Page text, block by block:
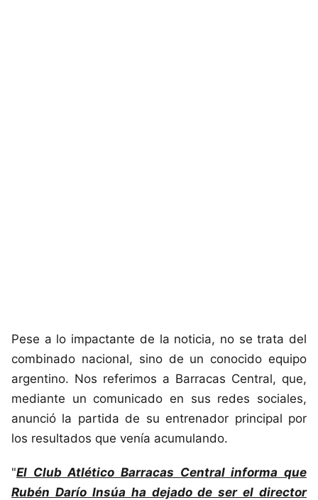
Pese a lo impactante de la noticia, no se trata del
combinado nacional, sino de un conocido equipo
argentino. Nos referimos a Barracas Central, que,
mediante un comunicado en sus redes sociales,
anunció la partida de su entrenador principal por
los resultados que venía acumulando.
"El Club Atlético Barracas Central informa que
Rubén Darío Insúa ha dejado de ser el director